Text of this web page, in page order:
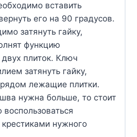
вставить
его на 90 градусов.
затянуть гайку,
функцию
плиток. Ключ
затянуть гайку,
лежащие плитки.
нужна больше, то стоит
нужного